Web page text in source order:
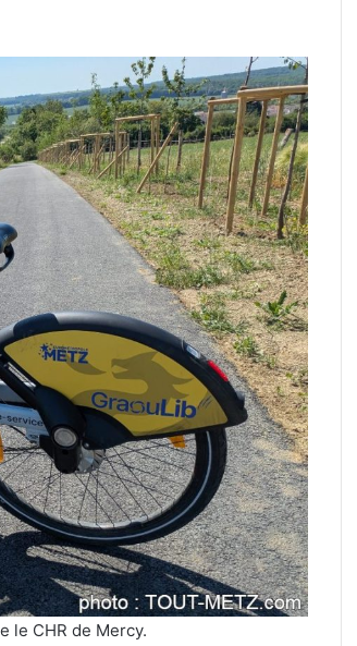
le CHR de Mercy.
à
Une
exposition
sur
l’avenir
de
nos
forêts
au
cloître
des
Récollets
à
Metz
30 juillet 2026
Une exposition sur l’avenir
forêts au cloître des
Metz